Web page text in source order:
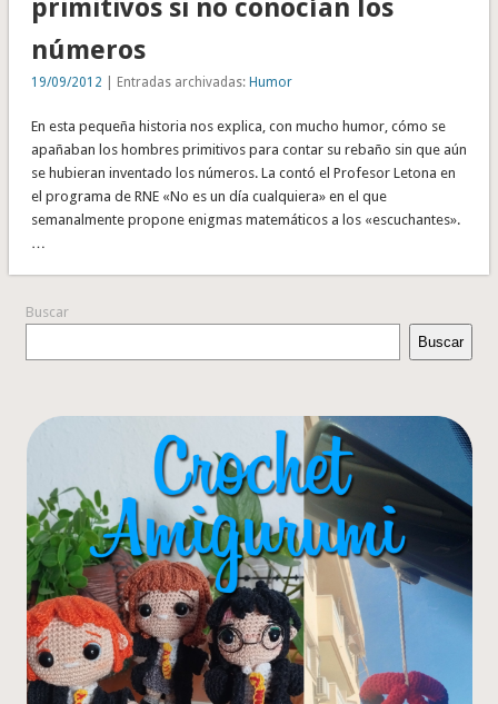
primitivos si no conocían los
números
19/09/2012 | Entradas archivadas: Humor
En esta pequeña historia nos explica, con mucho humor, cómo se
apañaban los hombres primitivos para contar su rebaño sin que aún
se hubieran inventado los números. La contó el Profesor Letona en
el programa de RNE «No es un día cualquiera» en el que
semanalmente propone enigmas matemáticos a los «escuchantes».
…
Buscar
Buscar